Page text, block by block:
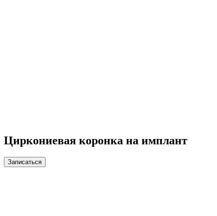
Циркониевая коронка на имплант
Записаться